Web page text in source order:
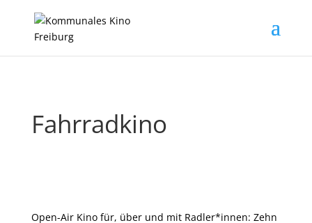
Fahrradkino
Open-Air Kino für, über und mit Radler*innen: Zehn